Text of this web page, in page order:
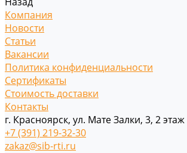
Компания
Новости
Статьи
Вакансии
Политика конфиденциальности
Сертификаты
Стоимость доставки
Контакты
г. Красноярск, ул. Мате Залки, 3, 2 этаж
+7 (391) 219-32-30
zakaz@sib-rti.ru